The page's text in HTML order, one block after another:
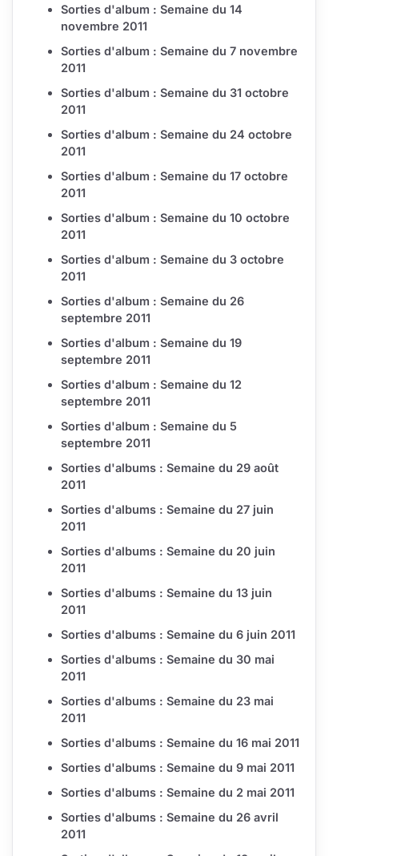
Sorties d'album : Semaine du 14
novembre 2011
Sorties d'album : Semaine du 7 novembre
2011
Sorties d'album : Semaine du 31 octobre
2011
Sorties d'album : Semaine du 24 octobre
2011
Sorties d'album : Semaine du 17 octobre
2011
Sorties d'album : Semaine du 10 octobre
2011
Sorties d'album : Semaine du 3 octobre
2011
Sorties d'album : Semaine du 26
septembre 2011
Sorties d'album : Semaine du 19
septembre 2011
Sorties d'album : Semaine du 12
septembre 2011
Sorties d'album : Semaine du 5
septembre 2011
Sorties d'albums : Semaine du 29 août
2011
Sorties d'albums : Semaine du 27 juin
2011
Sorties d'albums : Semaine du 20 juin
2011
Sorties d'albums : Semaine du 13 juin
2011
Sorties d'albums : Semaine du 6 juin 2011
Sorties d'albums : Semaine du 30 mai
2011
Sorties d'albums : Semaine du 23 mai
2011
Sorties d'albums : Semaine du 16 mai 2011
Sorties d'albums : Semaine du 9 mai 2011
Sorties d'albums : Semaine du 2 mai 2011
Sorties d'albums : Semaine du 26 avril
2011